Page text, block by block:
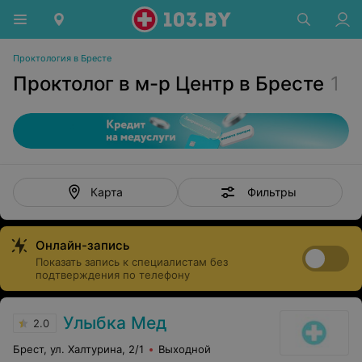
Проктология в Бресте
Проктолог в м-р Центр в Бресте 1
Карта Фильтры
Онлайн-запись
Показать запись к специалистам без
подтверждения по телефону
2.0 Улыбка Мед
Брест, ул. Халтурина, 2/1 Выходной